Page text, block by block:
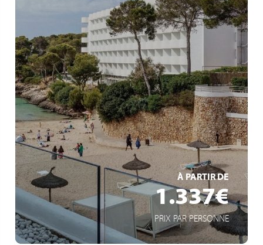
À PARTIR DE
1.337€
PRIX PAR PERSONNE
Adults only
Vue imprenable sur la mer
Spa et piscine intérieure
EN SAVOIR +